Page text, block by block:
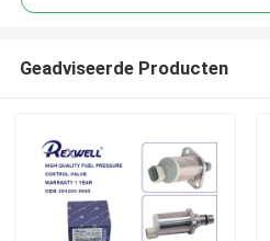
Geadviseerde Producten